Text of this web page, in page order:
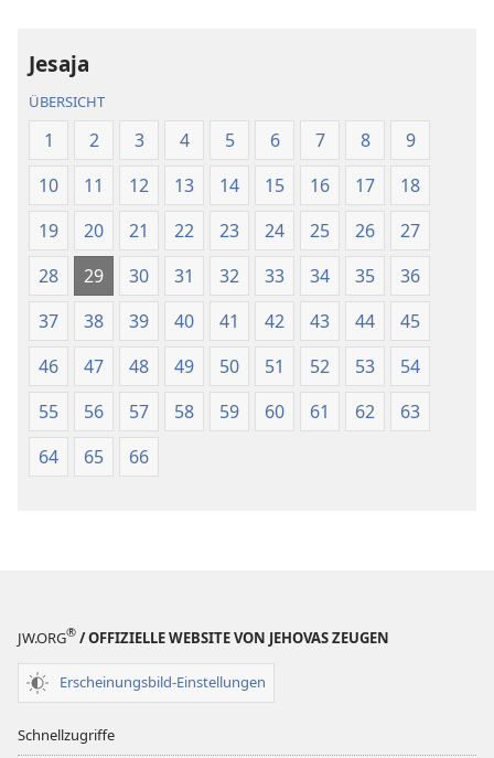
Jesaja
ÜBERSICHT
1 2 3 4 5 6 7 8
9
10
11 12 13 14 15 16 17
18
19
20 21 22 23 24 25 26
27
28
29 30 31 32 33 34 35
36
37
38 39 40 41 42 43 44
45
46
47 48 49 50 51 52 53
54
55
56 57 58 59 60 61 62
63
64
65 66
JW.ORG® / OFFIZIELLE WEBSITE VON JEHOVAS ZEUGEN
Erscheinungsbild-Einstellungen
Schnellzugriffe